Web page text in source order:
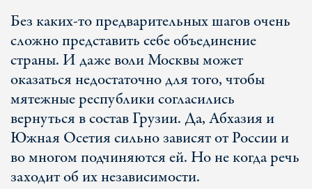
Без каких-то предварительных шагов очень
сложно представить себе объединение
страны. И даже воли Москвы может
оказаться недостаточно для того, чтобы
мятежные республики согласились
вернуться в состав Грузии. Да, Абхазия и
Южная Осетия сильно зависят от России и
во многом подчиняются ей. Но не когда речь
заходит об их независимости.